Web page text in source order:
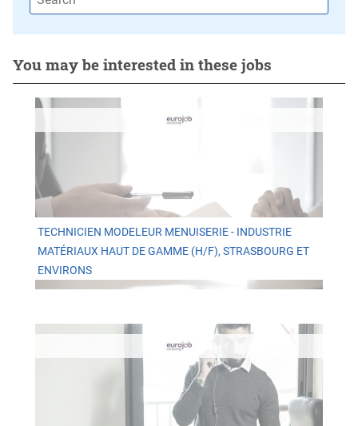
You may be interested in these jobs
TECHNICIEN MODELEUR MENUISERIE - INDUSTRIE
MATÉRIAUX HAUT DE GAMME (H/F), STRASBOURG ET
ENVIRONS